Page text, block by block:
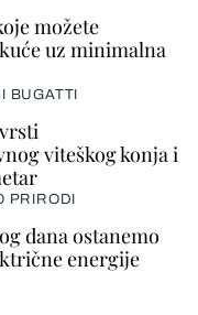
možete
uz minimalna
BUGATTI
viteškog konja i
PRIRODI
dana ostanemo
energije